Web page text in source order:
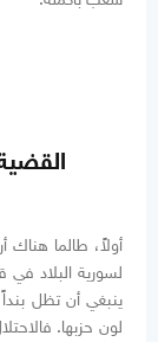
أولاً، طالما
لسورية البلاد
ينبغي أن تظل
لون حزبها.